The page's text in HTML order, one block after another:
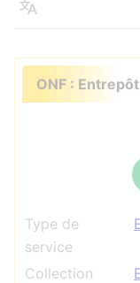
Langue
ONF : Entrepôt
Type de
service
Collection